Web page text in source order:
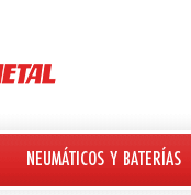
NEUMÁTICOS Y BATERÍAS